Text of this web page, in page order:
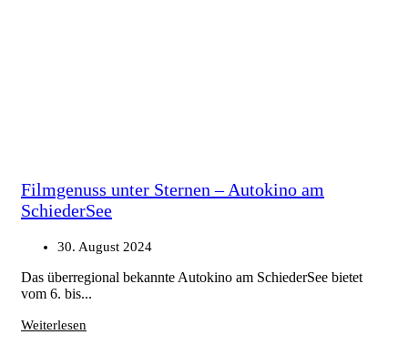
Filmgenuss unter Sternen – Autokino am
SchiederSee
30. August 2024
Das überregional bekannte Autokino am SchiederSee bietet
vom 6. bis...
Weiterlesen